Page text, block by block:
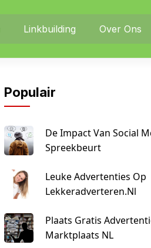
Linkbuilding Over Ons
Populair
De Impact Van Social
Spreekbeurt
Leuke Advertenties Op
Lekkeradverteren.nl
Plaats Gratis
Marktplaats NL